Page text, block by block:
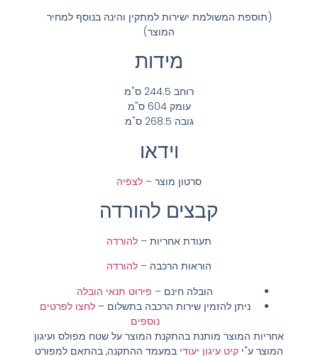
(תוספת המשולמת ישירות למתקין והינה בנוסף למחיר
המוצר)
מידות
רוחב 244.5 ס"מ
עומק 604 ס"מ
גובה 268.5 ס"מ
וידאו
סרטון מוצר – לצפיה
קבצים להורדה
תעודת אחריות – להורדה
הוראות הרכבה – להורדה
הובלה חינם – פירוט תנאי הובלה
ניתן להזמין שירות הרכבה בתשלום –לחצו לפרטים
נוספים
אחריות המוצר מותנת בהתקנת המוצר על שטח מפולס ועיגון
המוצר ע"י קיט עיגון יעודי במעמד ההתקנה, בהתאם למפורט